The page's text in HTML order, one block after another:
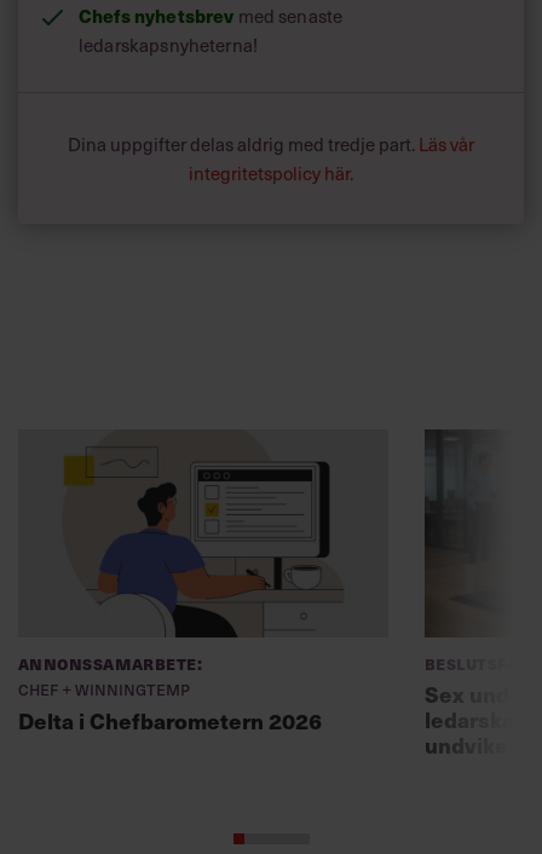
Chefs nyhetsbrev med senaste
ledarskapsnyheterna!
Dina uppgifter delas aldrig med tredje part. Läs vår
integritetspolicy här.
Annonssamarbete:
Chef + Winningtemp
Delta i Chefbarometern 2026
undviker